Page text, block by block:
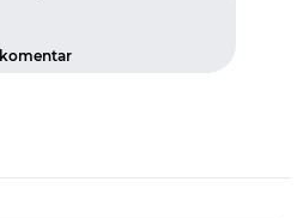
komentar